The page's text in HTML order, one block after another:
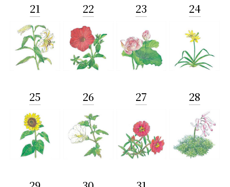
21 22 23 24
25 26 27 28